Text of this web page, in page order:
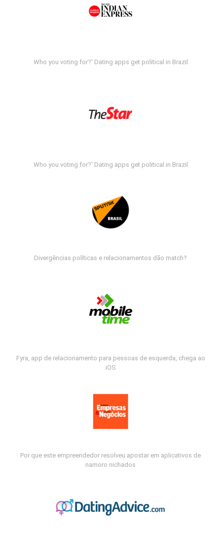
Who you voting for?' Dating apps get political in Brazil
Who you voting for?' Dating apps get political in Brazil
Divergências políticas e relacionamentos dão match?
Fyra, app de relacionamento para pessoas de esquerda, chega ao
iOS
Por que este empreendedor resolveu apostar em aplicativos de
namoro nichados